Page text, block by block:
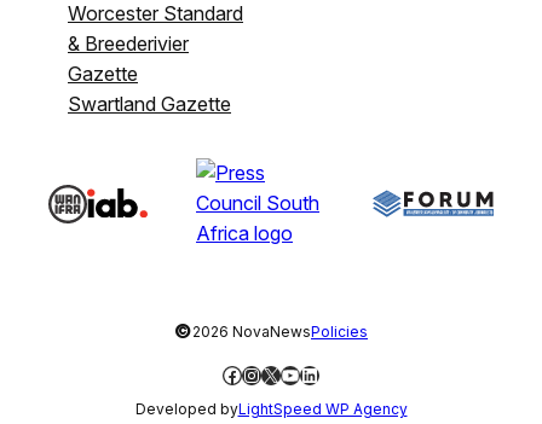
Worcester Standard
& Breederivier
Gazette
Swartland Gazette
©2026 NovaNewsPolicies
Facebook
Instagram
X YouTube
LinkedIn
Developed byLightSpeed WP Agency